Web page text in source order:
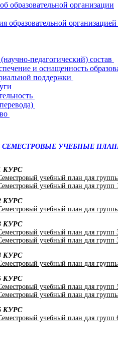
образовательной организации
образовательной организацией
педагогический) состав
и оснащенность
поддержки
СЕМЕСТРОВЫЕ УЧЕБНЫЕ
КУРС
учебный план для
учебный план для
КУРС
учебный план для
КУРС
учебный план для
учебный план для
КУРС
учебный план для
КУРС
учебный план для
учебный план для
КУРС
учебный план для